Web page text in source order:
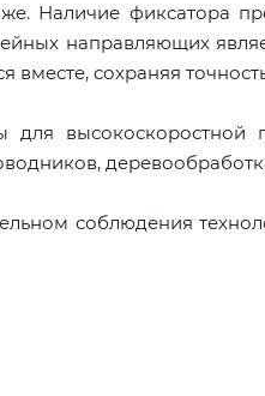
Наличие фиксатора
направляющих
вместе, сохраняя
для высокоскоростной
соблюдения